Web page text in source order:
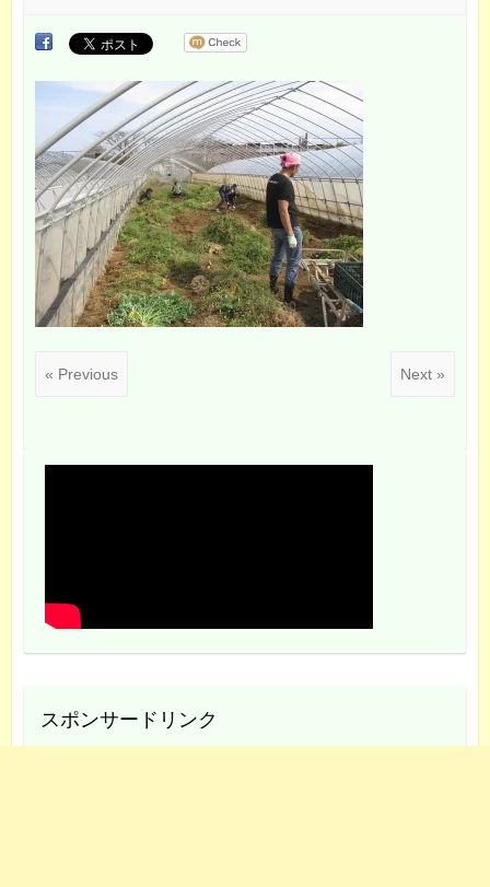
« Previous Next »
スポンサードリンク